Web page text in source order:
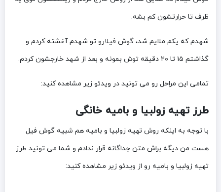
ظرف تا حرارتشون کم بشه.
شهدم که یکم ملایم شد، گوش فیلارو تو شهدم آغشته کردم و
گذاشتم ۱۵ تا ۲۰ دقیقه توش بمونه و بعد از شهد خارجشون کردم.
تمامی این مراحل رو می تونید در ویدئو زیر مشاهده کنید:
طرز تهیه زولبیا و بامیه خانگی
با توجه به اینکه روش تهیه زولبیا و بامیه هم شبیه گوش فیل
هست من دیگه براش متن جداگانه قرار ندادم و شما می تونید طرز
تهیه زولبیا و بامیه رو از ویدئو زیر مشاهده کنید: